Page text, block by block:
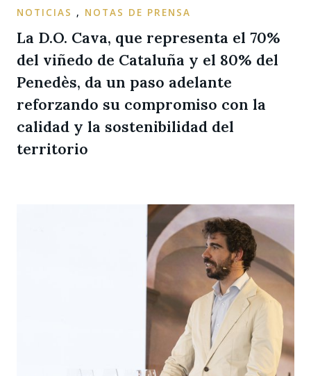
NOTICIAS , NOTAS DE PRENSA
La D.O. Cava, que representa el 70%
del viñedo de Cataluña y el 80% del
Penedès, da un paso adelante
reforzando su compromiso con la
calidad y la sostenibilidad del
territorio